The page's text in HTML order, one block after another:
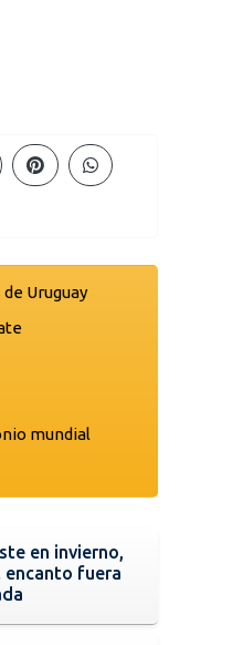
Uruguay
mundial
en invierno,
encanto fuera